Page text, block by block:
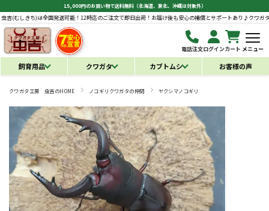
15,000円のお買い物で送料無料（北海道、東北、沖縄は対象外）
クワガタ工房 虫吉(
全国発送可能！12時迄のご注文で即日出荷！お届け後も安心の補償とサポートあり♪
電話注文ログインカート メニュー
飼育用品 クワガタ カブトムシ お客様の声
クワガタ工房 虫吉のHOME ノコギリクワガタの仲間 ヤクシマノコギリ